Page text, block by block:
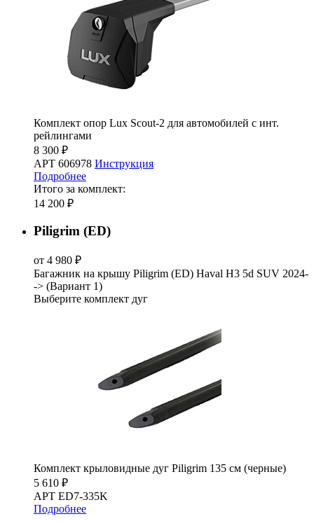
Комплект опор Lux Scout-2 для автомобилей с инт.
рейлингами
8 300 ₽
АРТ 606978 Инструкция
Подробнее
Итого за комплект:
14 200 ₽
Piligrim (ED)
от 4 980 ₽
Багажник на крышу Piligrim (ED) Haval H3 5d SUV 2024-
-> (Вариант 1)
Выберите комплект дуг
Комплект крыловидные дуг Piligrim 135 см (черные)
5 610 ₽
АРТ ED7-335K
Подробнее